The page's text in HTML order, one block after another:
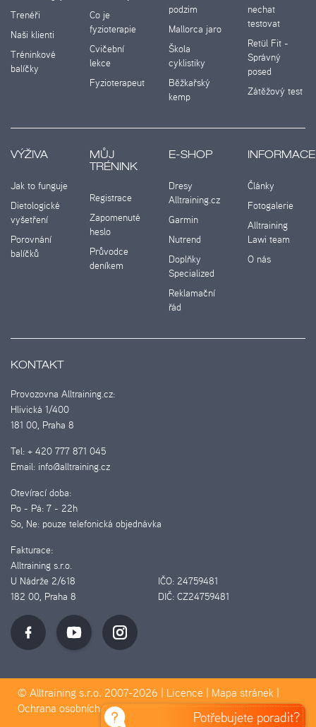
Potřebujete poradit?
Trenéři
Naši klienti
Tréninkové
balíčky
Co je
fyzioterapie
Cvičební
lekce
Fyzioterapeut
podzim
Mallorca jaro
Škola
cyklistiky
Běžkařský
kemp
nechat
testovat
Retül Fit -
Správný
posed
Zátěžový test
VÝŽIVA
Jak to funguje
Dietologické
vyšetření
Porovnání
balíčků
MŮJ
TRÉNINK
Registrace
Zapomenuté
heslo
Průvodce
deníkem
E-SHOP
Dresy
Alltraining.cz
Garmin
Nutrend
Doplňky
Specialized
Reklamační
řád
INFORMACE
Články
Fotogalerie
Alltraining
Lawi team
O nás
KONTAKT
Provozovna Alltraining.cz:
Hlivická 1/400
181 00, Praha 8
Tel: + 420 777 871 045
Email: info@alltraining.cz
Otevírací doba:
Po - Pá: 7 - 22h
So, Ne: pouze telefonická objednávka
Fakturace:
Alltraining s.r.o.
U Nádrže 2/618
IČO: 24759481
182 00, Praha 8
DIČ: CZ24759481
© Alltraining s.r.o. 2007-2026 | Licence | Mapa stránek |
Ochrana osobních údajů|Pravidla Cookies
D&D&H Pilotmedia